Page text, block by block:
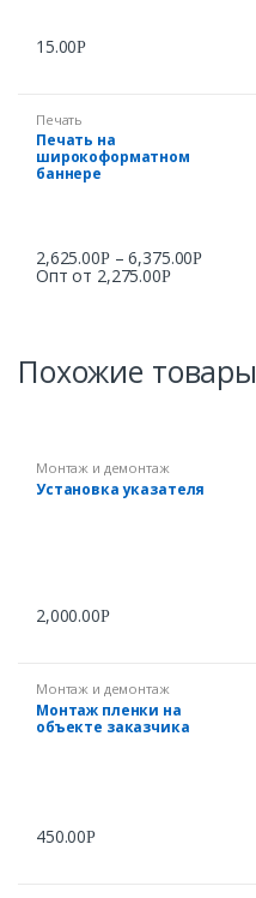
15.00Р
Печать
Печать на
широкоформатном
баннере
2,625.00Р–6,375.00Р
Опт от 2,275.00Р
Похожие товары
Монтаж и демонтаж
Установка указателя
2,000.00Р
Монтаж и демонтаж
Монтаж пленки на
объекте заказчика
450.00Р